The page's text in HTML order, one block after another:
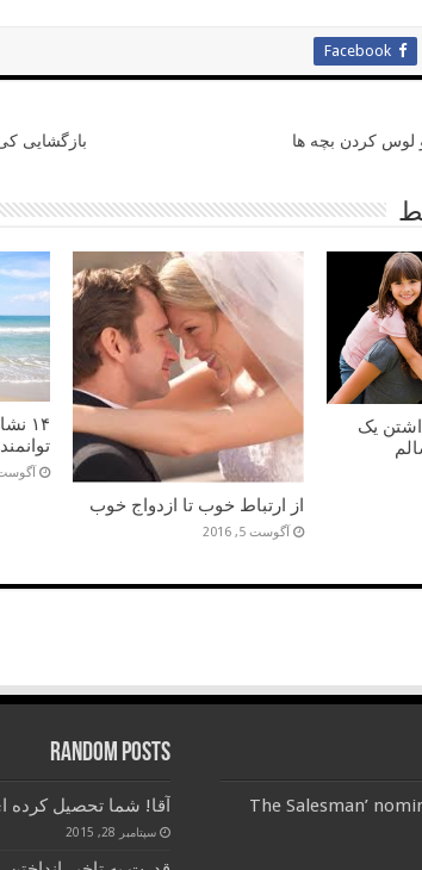
Facebook
لوس کردن بچه ها
بازگشایی
یک
از ارتباط خوب تا ازدواج خوب
آگوست 5, 2016
۱۴
توانمند
آگوست 3,
‘The Salesman’
Random Posts
آقا! شما تحصیل کرده
سپتامبر 28, 2015